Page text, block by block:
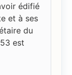
édifié
et à ses
du
est